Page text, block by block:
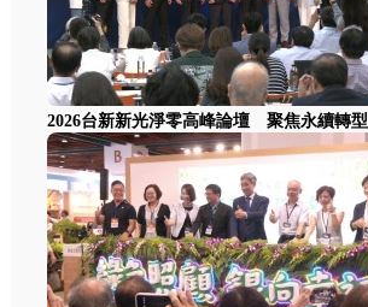
2026台新新光淨零高峰論壇 聚焦永續轉型